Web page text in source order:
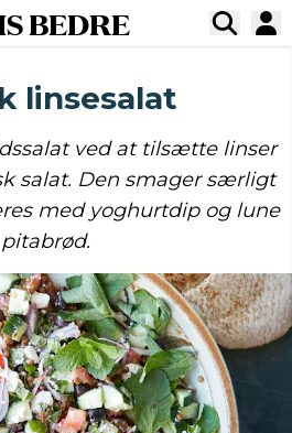
BEDRE
linsesalat
ved at tilsætte linser
salat. Den smager særligt
med yoghurtdip og lune
pitabrød.